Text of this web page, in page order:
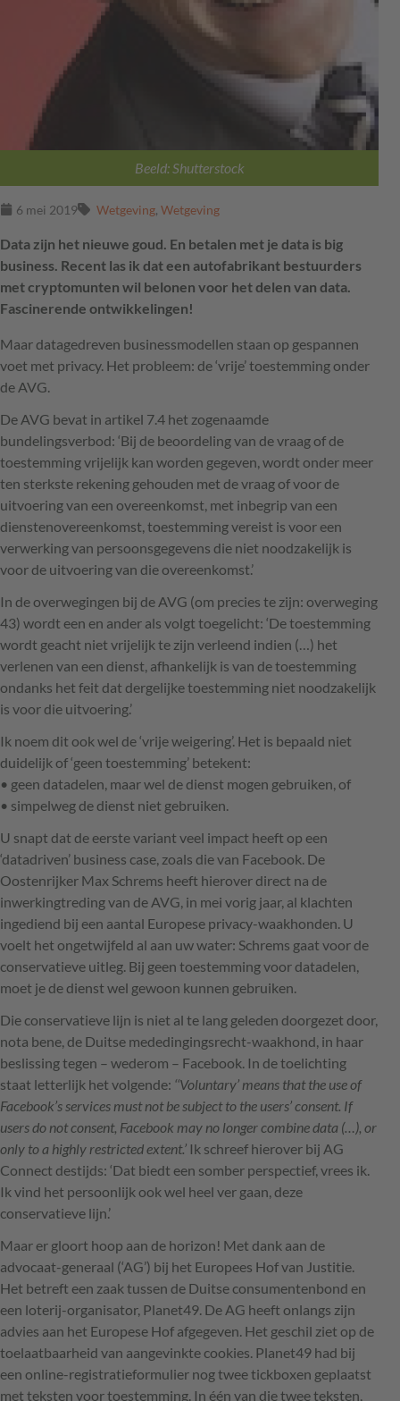
Beeld: Shutterstock
6 mei 2019 Wetgeving, Wetgeving
Data zijn het nieuwe goud. En betalen met je data is big
business. Recent las ik dat een autofabrikant bestuurders
met cryptomunten wil belonen voor het delen van data.
Fascinerende ontwikkelingen!
Maar datagedreven businessmodellen staan op gespannen
voet met privacy. Het probleem: de ‘vrije’ toestemming onder
de AVG.
De AVG bevat in artikel 7.4 het zogenaamde
bundelingsverbod: ‘Bij de beoordeling van de vraag of de
toestemming vrijelijk kan worden gegeven, wordt onder meer
ten sterkste rekening gehouden met de vraag of voor de
uitvoering van een overeenkomst, met inbegrip van een
dienstenovereenkomst, toestemming vereist is voor een
verwerking van persoonsgegevens die niet noodzakelijk is
voor de uitvoering van die overeenkomst.’
In de overwegingen bij de AVG (om precies te zijn: overweging
43) wordt een en ander als volgt toegelicht: ‘De toestemming
wordt geacht niet vrijelijk te zijn verleend indien (…) het
verlenen van een dienst, afhankelijk is van de toestemming
ondanks het feit dat dergelijke toestemming niet noodzakelijk
is voor die uitvoering.’
Ik noem dit ook wel de ‘vrije weigering’. Het is bepaald niet
duidelijk of ‘geen toestemming’ betekent:
• geen datadelen, maar wel de dienst mogen gebruiken, of
• simpelweg de dienst niet gebruiken.
U snapt dat de eerste variant veel impact heeft op een
‘datadriven’ business case, zoals die van Facebook. De
Oostenrijker Max Schrems heeft hierover direct na de
inwerkingtreding van de AVG, in mei vorig jaar, al klachten
ingediend bij een aantal Europese privacy-waakhonden. U
voelt het ongetwijfeld al aan uw water: Schrems gaat voor de
conservatieve uitleg. Bij geen toestemming voor datadelen,
moet je de dienst wel gewoon kunnen gebruiken.
Die conservatieve lijn is niet al te lang geleden doorgezet door,
nota bene, de Duitse mededingingsrecht-waakhond, in haar
beslissing tegen – wederom – Facebook. In de toelichting
staat letterlijk het volgende: ‘‘Voluntary’ means that the use of
Facebook’s services must not be subject to the users’ consent. If
users do not consent, Facebook may no longer combine data (…), or
only to a highly restricted extent.’ Ik schreef hierover bij AG
Connect destijds: ‘Dat biedt een somber perspectief, vrees ik.
Ik vind het persoonlijk ook wel heel ver gaan, deze
conservatieve lijn.’
Maar er gloort hoop aan de horizon! Met dank aan de
advocaat-generaal (‘AG’) bij het Europees Hof van Justitie.
Het betreft een zaak tussen de Duitse consumentenbond en
een loterij-organisator, Planet49. De AG heeft onlangs zijn
advies aan het Europese Hof afgegeven. Het geschil ziet op de
toelaatbaarheid van aangevinkte cookies. Planet49 had bij
een online-registratieformulier nog twee tickboxen geplaatst
met teksten voor toestemming. In één van die twee teksten,